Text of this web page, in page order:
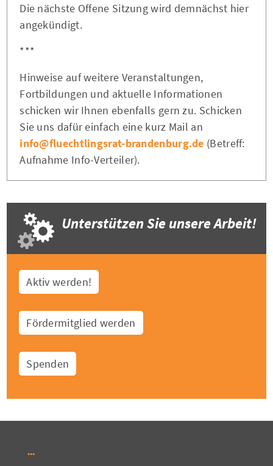
Die nächste Offene Sitzung wird demnächst hier
angekündigt.
***
Hinweise auf weitere Veranstaltungen,
Fortbildungen und aktuelle Informationen
schicken wir Ihnen ebenfalls gern zu. Schicken
Sie uns dafür einfach eine kurz Mail an
info@fluechtlingsrat-brandenburg.de (Betreff:
Aufnahme Info-Verteiler).
Unterstützen Sie unsere Arbeit!
Aktiv werden!
Fördermitglied werden
Spenden